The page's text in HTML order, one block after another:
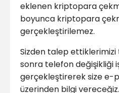
eklenen kriptopara
boyunca kriptopara
gerçekleştirilemez.
Sizden talep
sonra telefon değişikliği
gerçekleştirerek size e-
üzerinden bilgi vereceğiz.